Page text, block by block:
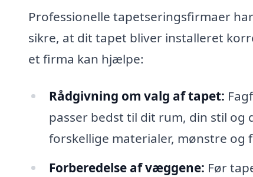
Professionelle tapetseringsfirmaer
sikre, at dit tapet bliver installeret
et firma kan hjælpe:
Rådgivning om valg af tapet:
passer bedst til dit rum, din stil
forskellige materialer, mønstre og
Forberedelse af væggene: Før